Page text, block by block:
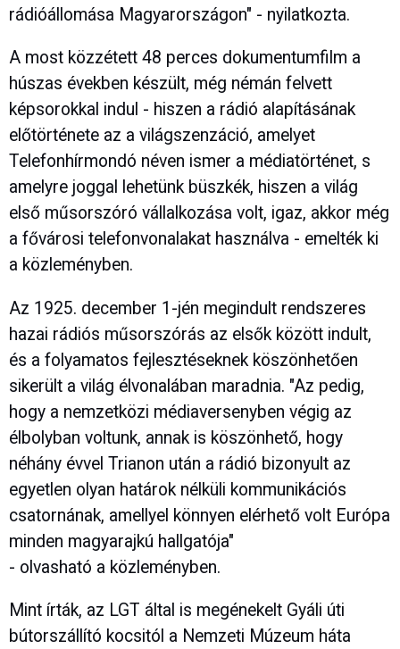
rádióállomása Magyarországon" - nyilatkozta.
A most közzétett 48 perces dokumentumfilm a
húszas években készült, még némán felvett
képsorokkal indul - hiszen a rádió alapításának
előtörténete az a világszenzáció, amelyet
Telefonhírmondó néven ismer a médiatörténet, s
amelyre joggal lehetünk büszkék, hiszen a világ
első műsorszóró vállalkozása volt, igaz, akkor még
a fővárosi telefonvonalakat használva - emelték ki
a közleményben.
Az 1925. december 1-jén megindult rendszeres
hazai rádiós műsorszórás az elsők között indult,
és a folyamatos fejlesztéseknek köszönhetően
sikerült a világ élvonalában maradnia. "Az pedig,
hogy a nemzetközi médiaversenyben végig az
élbolyban voltunk, annak is köszönhető, hogy
néhány évvel Trianon után a rádió bizonyult az
egyetlen olyan határok nélküli kommunikációs
csatornának, amellyel könnyen elérhető volt Európa
minden magyarajkú hallgatója"
- olvasható a közleményben.
Mint írták, az LGT által is megénekelt Gyáli úti
bútorszállító kocsitól a Nemzeti Múzeum háta